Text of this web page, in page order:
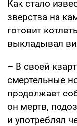
Как стало
зверства на
готовит
выкладывал
– В своей
смертельные
продолжает
он мертв,
и употреблял